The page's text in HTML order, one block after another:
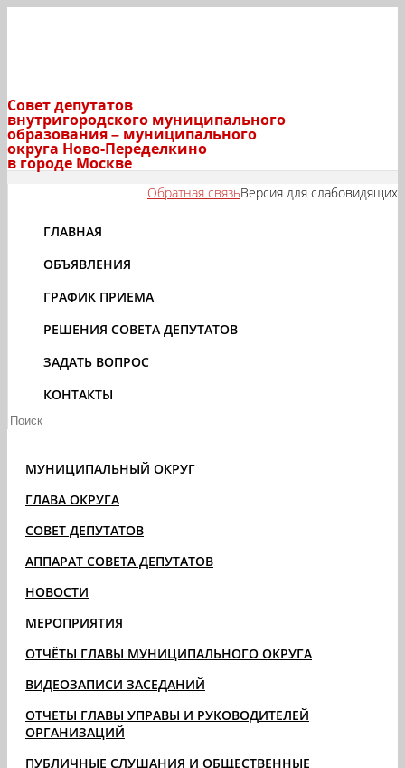
Совет депутатов
внутригородского муниципального
образования – муниципального
округа Ново-Переделкино
в городе Москве
Версия для слабовидящих
Обратная связь
ГЛАВНАЯ
ОБЪЯВЛЕНИЯ
ГРАФИК ПРИЕМА
РЕШЕНИЯ СОВЕТА ДЕПУТАТОВ
ЗАДАТЬ ВОПРОС
КОНТАКТЫ
МУНИЦИПАЛЬНЫЙ ОКРУГ
ГЛАВА ОКРУГА
СОВЕТ ДЕПУТАТОВ
АППАРАТ СОВЕТА ДЕПУТАТОВ
НОВОСТИ
МЕРОПРИЯТИЯ
ОТЧЁТЫ ГЛАВЫ МУНИЦИПАЛЬНОГО ОКРУГА
ВИДЕОЗАПИСИ ЗАСЕДАНИЙ
ОТЧЕТЫ ГЛАВЫ УПРАВЫ И РУКОВОДИТЕЛЕЙ
ОРГАНИЗАЦИЙ
ПУБЛИЧНЫЕ СЛУШАНИЯ И ОБЩЕСТВЕННЫЕ